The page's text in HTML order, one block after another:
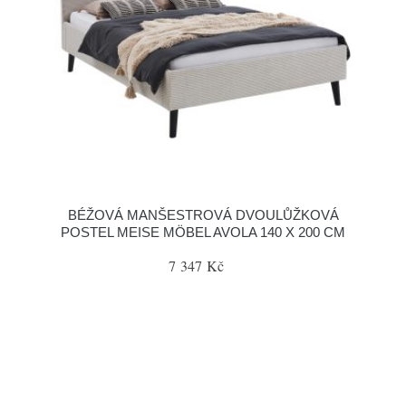
BÉŽOVÁ MANŠESTROVÁ DVOULŮŽKOVÁ
POSTEL MEISE MÖBEL AVOLA 140 X 200 CM
7 347 Kč